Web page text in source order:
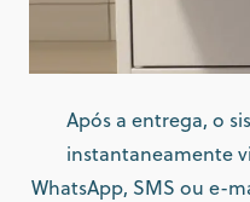
Após a entrega, o
instantaneamente
WhatsApp, SMS ou e-